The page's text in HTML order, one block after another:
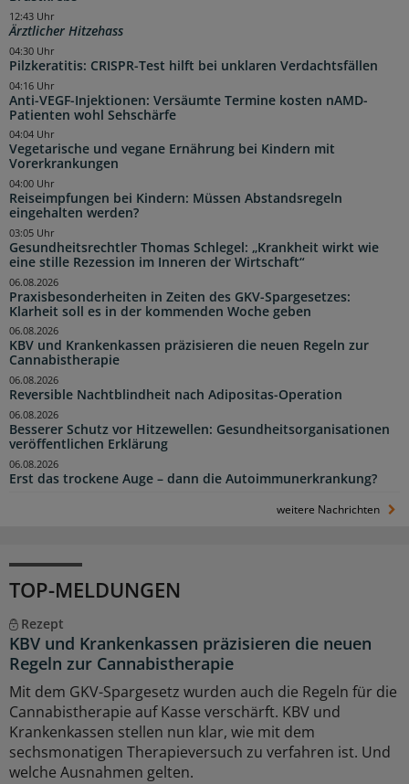
Ärztlicher Hitzehass
12:43 Uhr
Pilzkeratitis: CRISPR-Test hilft bei unklaren Verdachtsfällen
04:30 Uhr
Anti-VEGF-Injektionen: Versäumte Termine kosten nAMD-
Patienten wohl Sehschärfe
04:16 Uhr
Vegetarische und vegane Ernährung bei Kindern mit
Vorerkrankungen
04:04 Uhr
Reiseimpfungen bei Kindern: Müssen Abstandsregeln
eingehalten werden?
04:00 Uhr
Gesundheitsrechtler Thomas Schlegel: „Krankheit wirkt wie
eine stille Rezession im Inneren der Wirtschaft“
03:05 Uhr
Praxisbesonderheiten in Zeiten des GKV-Spargesetzes:
Klarheit soll es in der kommenden Woche geben
06.08.2026
KBV und Krankenkassen präzisieren die neuen Regeln zur
Cannabistherapie
06.08.2026
Reversible Nachtblindheit nach Adipositas-Operation
06.08.2026
Besserer Schutz vor Hitzewellen: Gesundheitsorganisationen
veröffentlichen Erklärung
06.08.2026
Erst das trockene Auge – dann die Autoimmunerkrankung?
06.08.2026
weitere Nachrichten
TOP-MELDUNGEN
Rezept
KBV und Krankenkassen präzisieren die neuen
Regeln zur Cannabistherapie
Mit dem GKV-Spargesetz wurden auch die Regeln für die
Cannabistherapie auf Kasse verschärft. KBV und
Krankenkassen stellen nun klar, wie mit dem
sechsmonatigen Therapieversuch zu verfahren ist. Und
welche Ausnahmen gelten.